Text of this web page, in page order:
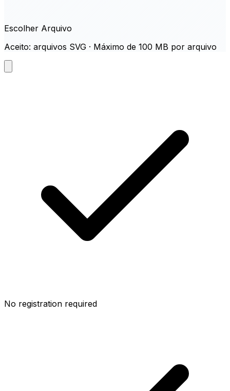
Escolher Arquivo
Aceito: arquivos SVG · Máximo de 100 MB por arquivo
No registration required